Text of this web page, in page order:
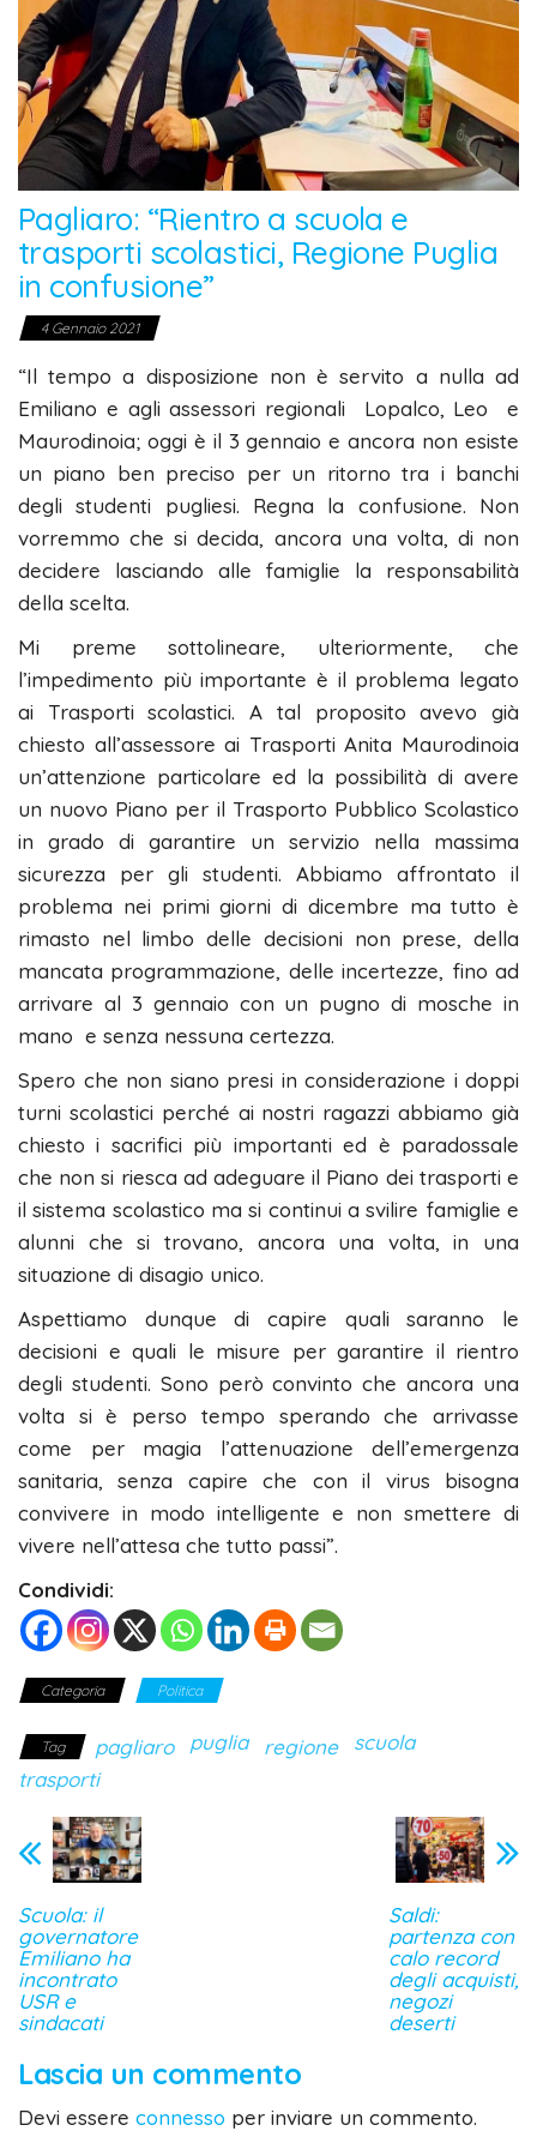
Pagliaro: “Rientro a scuola e
trasporti scolastici, Regione Puglia
in confusione”
4 Gennaio 2021
“Il tempo a disposizione non è servito a nulla ad
Emiliano e agli assessori regionali Lopalco, Leo e
Maurodinoia; oggi è il 3 gennaio e ancora non esiste
un piano ben preciso per un ritorno tra i banchi
degli studenti pugliesi. Regna la confusione. Non
vorremmo che si decida, ancora una volta, di non
decidere lasciando alle famiglie la responsabilità
della scelta.
Mi preme sottolineare, ulteriormente, che
l’impedimento più importante è il problema legato
ai Trasporti scolastici. A tal proposito avevo già
chiesto all’assessore ai Trasporti Anita Maurodinoia
un’attenzione particolare ed la possibilità di avere
un nuovo Piano per il Trasporto Pubblico Scolastico
in grado di garantire un servizio nella massima
sicurezza per gli studenti. Abbiamo affrontato il
problema nei primi giorni di dicembre ma tutto è
rimasto nel limbo delle decisioni non prese, della
mancata programmazione, delle incertezze, fino ad
arrivare al 3 gennaio con un pugno di mosche in
mano e senza nessuna certezza.
Spero che non siano presi in considerazione i doppi
turni scolastici perché ai nostri ragazzi abbiamo già
chiesto i sacrifici più importanti ed è paradossale
che non si riesca ad adeguare il Piano dei trasporti e
il sistema scolastico ma si continui a svilire famiglie e
alunni che si trovano, ancora una volta, in una
situazione di disagio unico.
Aspettiamo dunque di capire quali saranno le
decisioni e quali le misure per garantire il rientro
degli studenti. Sono però convinto che ancora una
volta si è perso tempo sperando che arrivasse
come per magia l’attenuazione dell’emergenza
sanitaria, senza capire che con il virus bisogna
convivere in modo intelligente e non smettere di
vivere nell’attesa che tutto passi”.
Condividi:
Categoria Politica
Tag pagliaro puglia regione
scuola
trasporti
Scuola: il
governatore
Emiliano ha
incontrato
USR e
sindacati
Saldi:
partenza con
calo record
degli acquisti,
negozi
deserti
Lascia un commento
Devi essere connesso per inviare un commento.